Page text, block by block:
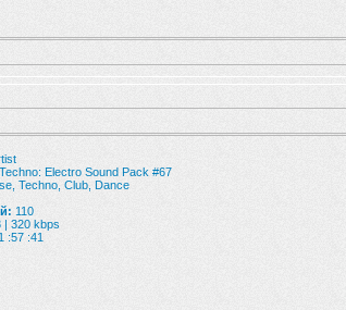
Electro Sound Pack #67
Techno, Club, Dance
110
| 320 kbps
:57 :41